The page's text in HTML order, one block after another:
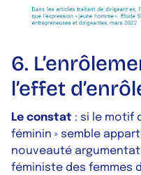
6.
l’effet
Le constat : si le motif
féminin » semble
nouveauté
féministe des femmes